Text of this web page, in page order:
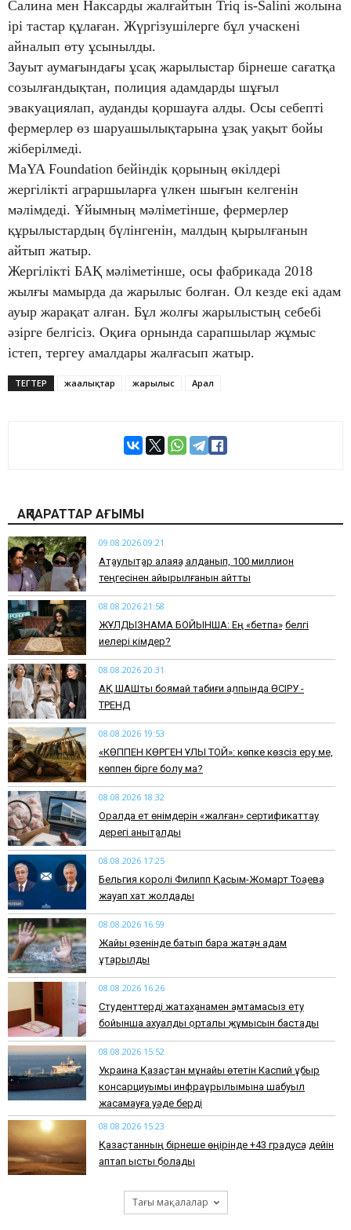
Салина мен Наксарды жалғайтын Triq is-Salini жолына
ірі тастар құлаған. Жүргізушілерге бұл учаскені
айналып өту ұсынылды.
Зауыт аумағындағы ұсақ жарылыстар бірнеше сағатқа
созылғандықтан, полиция адамдарды шұғыл
эвакуациялап, ауданды қоршауға алды. Осы себепті
фермерлер өз шаруашылықтарына ұзақ уақыт бойы
жіберілмеді.
MaYA Foundation бейіндік қорының өкілдері
жергілікті аграршыларға үлкен шығын келгенін
мәлімдеді. Ұйымның мәліметінше, фермерлер
құрылыстардың бүлінгенін, малдың қырылғанын
айтып жатыр.
Жергілікті БАҚ мәліметінше, осы фабрикада 2018
жылғы мамырда да жарылыс болған. Ол кезде екі адам
ауыр жарақат алған. Бұл жолғы жарылыстың себебі
әзірге белгісіз. Оқиға орнында сарапшылар жұмыс
істеп, тергеу амалдары жалғасып жатыр.
ТЕГТЕР жаңалықтар жарылыс Арал
АҚПАРАТТАР АҒЫМЫ
09.08.2026 09:21
Ақтаулықтар алаяққа алданып, 100 миллион
теңгесінен айырылғанын айтты
08.08.2026 21:58
ЖҰЛДЫЗНАМА БОЙЫНША: Ең «бетпақ» белгі
иелері кімдер?
08.08.2026 20:31
АҚ ШАШты боямай табиғи қалпында ӨСІРУ -
ТРЕНД
08.08.2026 19:53
​«КӨППЕН КӨРГЕН ҰЛЫ ТОЙ»: көпке көзсіз еру ме,
көппен бірге болу ма?
08.08.2026 18:32
Оралда ет өнімдерін «жалған» сертификаттау
дерегі анықталды
08.08.2026 17:25
Бельгия королі Филипп Қасым-Жомарт Тоқаевқа
жауап хат жолдады
08.08.2026 16:59
Жайық өзенінде батып бара жатқан адам
құтқарылды
08.08.2026 16:26
Студенттерді жатақханамен қамтамасыз ету
бойынша ахуалдық орталық жұмысын бастады
08.08.2026 15:52
Украина Қазақстан мұнайы өтетін Каспий құбыр
консарциуымы инфрақұрылымына шабуыл
жасамауға уәде берді
08.08.2026 15:23
Қазақстанның бірнеше өңірінде +43 градусқа дейін
аптап ыстық болады
Тағы мақалалар